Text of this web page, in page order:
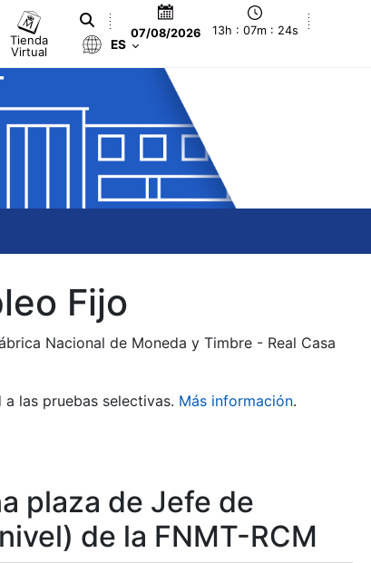
Tienda
Virtual
07/08/2026 13h : 07m : 24s
ES
Fijo
Nacional de Moneda y Timbre - Real Casa
las pruebas selectivas. Más información.
plaza de Jefe de
de la FNMT-RCM